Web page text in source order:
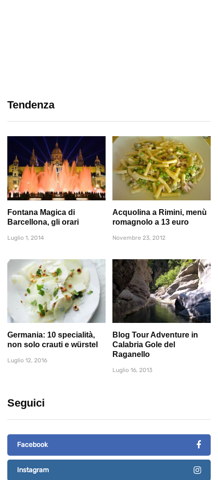
Tendenza
Fontana Magica di
Barcellona, gli orari
Luglio 1, 2014
Acquolina a Rimini, menù
romagnolo a 13 euro
Novembre 23, 2012
Germania: 10 specialità,
non solo crauti e würstel
Luglio 12, 2016
Blog Tour Adventure in
Calabria Gole del
Raganello
Luglio 16, 2013
Seguici
Facebook
Instagram